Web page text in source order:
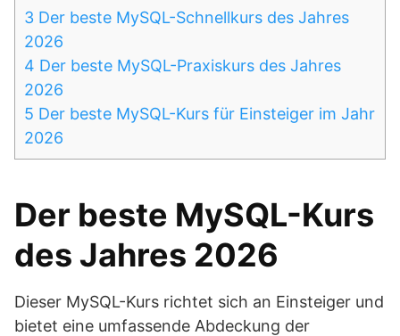
3 Der beste MySQL-Schnellkurs des Jahres
2026
4 Der beste MySQL-Praxiskurs des Jahres
2026
5 Der beste MySQL-Kurs für Einsteiger im Jahr
2026
Der beste MySQL-Kurs
des Jahres 2026
Dieser MySQL-Kurs richtet sich an Einsteiger und
bietet eine umfassende Abdeckung der